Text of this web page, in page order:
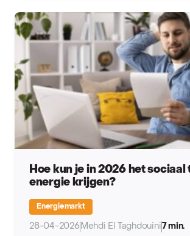
Hoe kun je in 2026 het sociaal
energie krijgen?
Energiemarkt
28-04-2026 Mehdi El Taghdouini 7 min.